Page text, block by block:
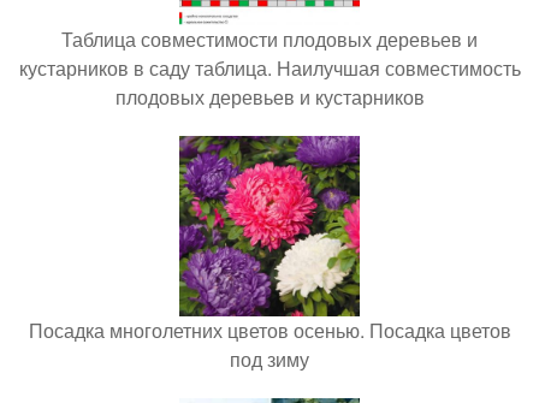
Таблица совместимости плодовых деревьев и
кустарников в саду таблица. Наилучшая совместимость
плодовых деревьев и кустарников
Посадка многолетних цветов осенью. Посадка цветов
под зиму